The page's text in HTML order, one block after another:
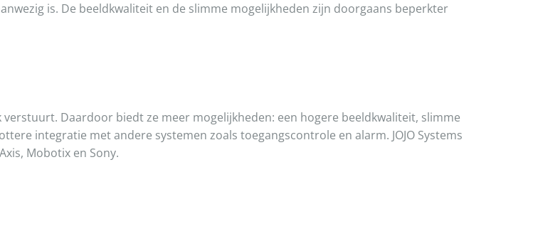
is. De beeldkwaliteit en de slimme mogelijkheden zijn doorgaans beperkter
Daardoor biedt ze meer mogelijkheden: een hogere beeldkwaliteit, slimme
integratie met andere systemen zoals toegangscontrole en alarm. JOJO Systems
Mobotix en Sony.